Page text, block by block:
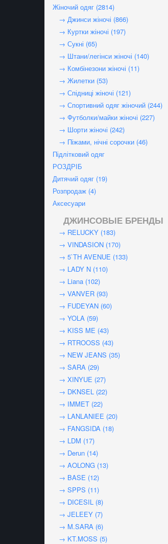
Жіночий одяг (2814)
→ Джинси жіночі (866)
→ Куртки жіночі (197)
→ Сукні (65)
→ Штани/легінси жіночі (140)
→ Комбінезони жіночі (11)
→ Жилетки (53)
→ Спідниці жіночі (121)
→ Спортивний одяг жіночий (244)
→ Футболки/майки жіночі (227)
→ Шорти жіночі (242)
→ Піжами, нічні сорочки (46)
Підлітковий одяг
РОЗДРІБ
Дитячий одяг (19)
Розпродаж (4)
Аксесуари
ДЖИНСОВЫЕ БРЕНДЫ
→ RELUCKY (183)
→ VINDASION (170)
→ 5`TH AVENUE (133)
→ LADY N (110)
→ Liana (102)
→ VANVER (93)
→ FUDEYAN (60)
→ YOLA (59)
→ KISS ME (43)
→ RTROOSS (43)
→ NEW JEANS (35)
→ SARA (29)
→ XINYUE (27)
→ DKNSEL (22)
→ IMMET (22)
→ LANLANIEE (20)
→ FANGSIDA (18)
→ LDM (17)
→ Derun (14)
→ AOLONG (13)
→ BASE (12)
→ SPPS (11)
→ DICESIL (8)
→ JELEEY (7)
→ M.SARA (6)
→ KT.MOSS (5)